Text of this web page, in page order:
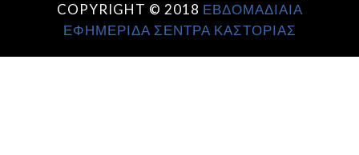
COPYRIGHT © 2018 ΕΒΔΟΜΑΔΙΑΙΑ
ΕΦΗΜΕΡΙΔΑ ΣΕΝΤΡΑ ΚΑΣΤΟΡΙΑΣ